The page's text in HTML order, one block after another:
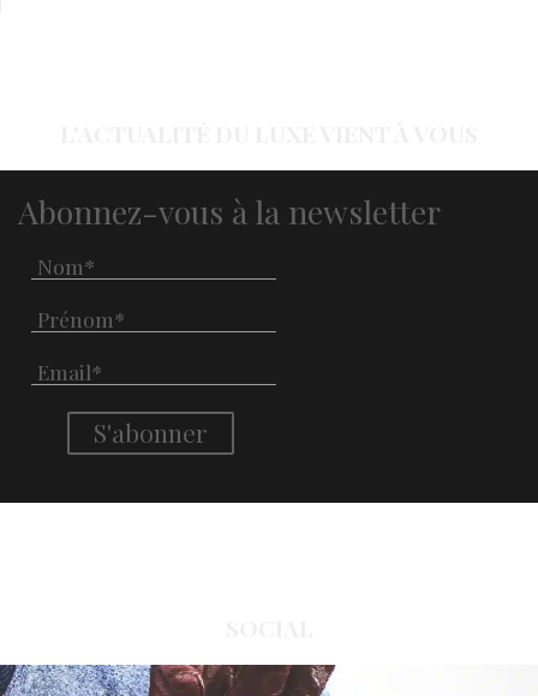
Abonnez-vous à la newsletter